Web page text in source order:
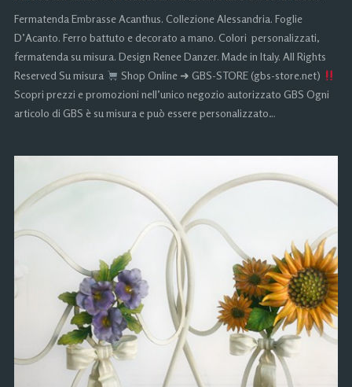
Fermatenda Embrasse Acanthus. Collezione Alessandria. Foglie
D’Acanto. Ferro battuto e decorato a mano. Colori personalizzati,
fermatenda su misura. Design Renee Danzer. Made in Italy. All Rights
Reserved Su misura
Shop Online ➜ GBS-STORE (gbs-store.net)
Scopri prezzi e promozioni nell’unico negozio autorizzato GBS Ogni
articolo di GBS è su misura e può essere personalizzato…